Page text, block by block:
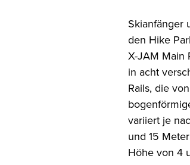
Skianfänger
den Hike
X-JAM Main
in acht
Rails, die
variiert je
und 15
Höhe von 4